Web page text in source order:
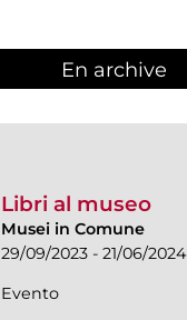
En archive
Libri al museo
Musei in Comune
29/09/2023 - 21/06/2024
Evento